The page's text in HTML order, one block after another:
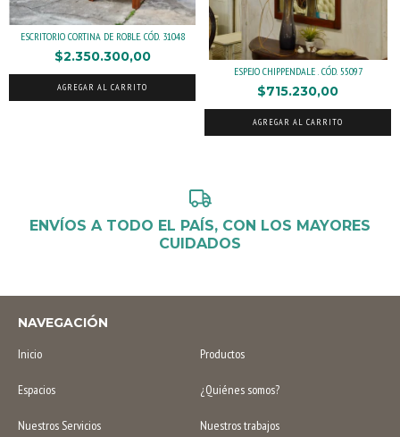
ESCRITORIO CORTINA DE ROBLE. CÓD. 31048
$2.350.300,00
AGREGAR AL CARRITO
ESPEJO CHIPPENDALE . CÓD. 55097
$715.230,00
AGREGAR AL CARRITO
ENVÍOS A TODO EL PAÍS, CON LOS MAYORES
CUIDADOS
NAVEGACIÓN
Inicio
Productos
Espacios ¿Quiénes somos?
Nuestros Servicios Nuestros trabajos